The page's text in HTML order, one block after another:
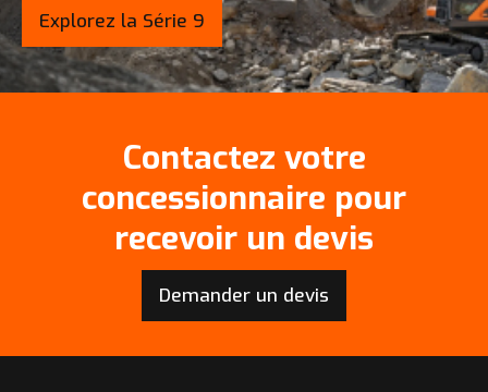
Explorez la Série 9
Contactez votre
concessionnaire pour
recevoir un devis
Demander un devis